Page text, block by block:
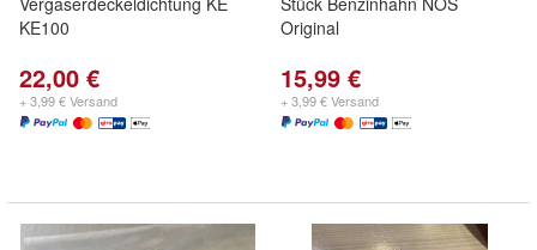
KE100
22,00 €
+ 3,99 € Versand
Original
15,99 €
+ 3,99 € Versand